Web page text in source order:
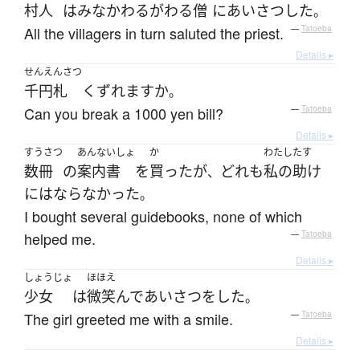
村人 はみなかわるがわる僧 にあいさつ した。
All the villagers in turn saluted the priest. — Tatoeba
Details ▸
せんえんさつ
千円札 くずれますか。
Can you break a 1000 yen bill? — Tatoeba
Details ▸
すうさつ
数冊 の
あんないしょ
案内書 を
か
買ったが、 どれも
わたし
私の
たす
助け
にはならなかった。
I bought several guidebooks, none of which
helped me.
— Tatoeba
Details ▸
しょうじょ
少女 は
ほほえ
微笑んであいさつを した。
The girl greeted me with a smile. — Tatoeba
Details ▸